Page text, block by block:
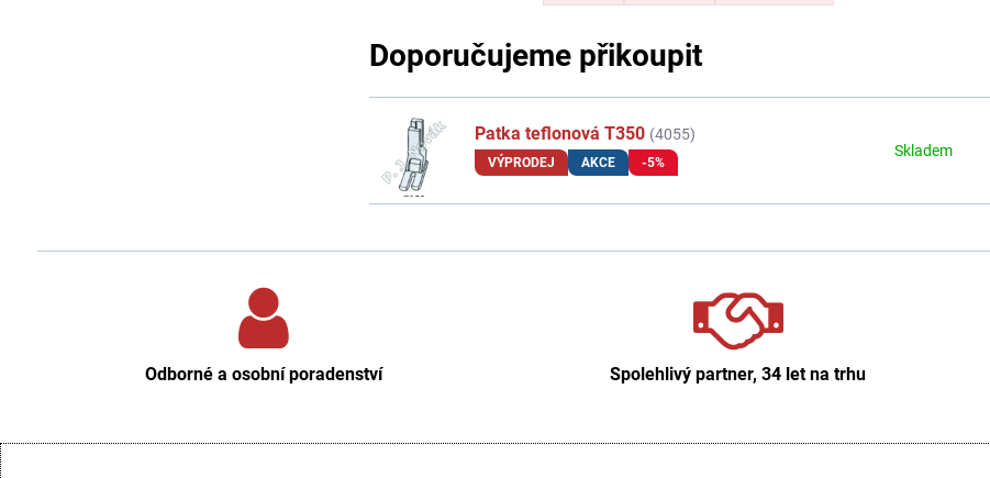
Doporučujeme přikoupit
Patka teflonová T350 (4055)
VÝPRODEJ AKCE -5%
Skladem
Odborné a osobní poradenství Spolehlivý partner, 34 let na trhu